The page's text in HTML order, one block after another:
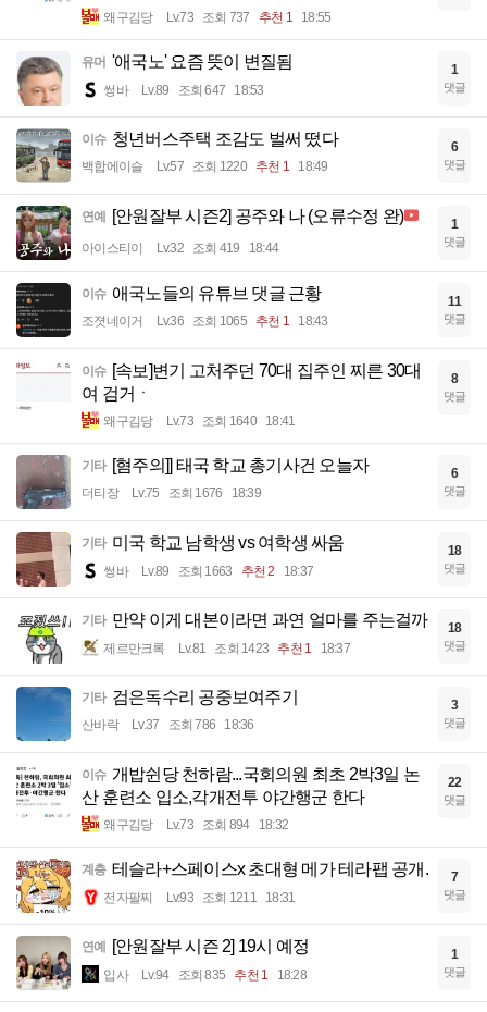
왜구김당 Lv.73 조회 737 추천 1 18:55
유머 '애국노' 요즘 뜻이 변질됨
썽바 Lv.89 조회 647 18:53
1
댓글
이슈 청년버스주택 조감도 벌써 떴다
백합에이슬 Lv.57 조회 1220 추천 1 18:49
6
댓글
연예 [안원잘부 시즌2] 공주와 나 (오류수정 완)
아이스티이 Lv.32 조회 419 18:44
1
댓글
이슈 애국노들의 유튜브 댓글 근황
조졋네이거 Lv.36 조회 1065 추천 1 18:43
11
댓글
이슈 [속보]변기 고처주던 70대 집주인 찌른 30대
여 검거ㆍ
왜구김당 Lv.73 조회 1640 18:41
8
댓글
기타 [혐주의]] 태국 학교 총기사건 오늘자
더티장 Lv.75 조회 1676 18:39
6
댓글
기타 미국 학교 남학생 vs 여학생 싸움
썽바 Lv.89 조회 1663 추천 2 18:37
18
댓글
기타 만약 이게 대본이라면 과연 얼마를 주는걸까
제르만크록 Lv.81 조회 1423 추천 1 18:37
18
댓글
기타 검은독수리 공중보여주기
산바락 Lv.37 조회 786 18:36
3
댓글
이슈 개밥쉰당 천하람...국회의원 최초 2박3일 논
산 훈련소 입소,각개전투 야간행군 한다
왜구김당 Lv.73 조회 894 18:32
22
댓글
계층 테슬라+스페이스x 초대형 메가 테라팹 공개.
전자팔찌 Lv.93 조회 1211 18:31
7
댓글
연예 [안원잘부 시즌 2] 19시 예정
입사 Lv.94 조회 835 추천 1 18:28
1
댓글